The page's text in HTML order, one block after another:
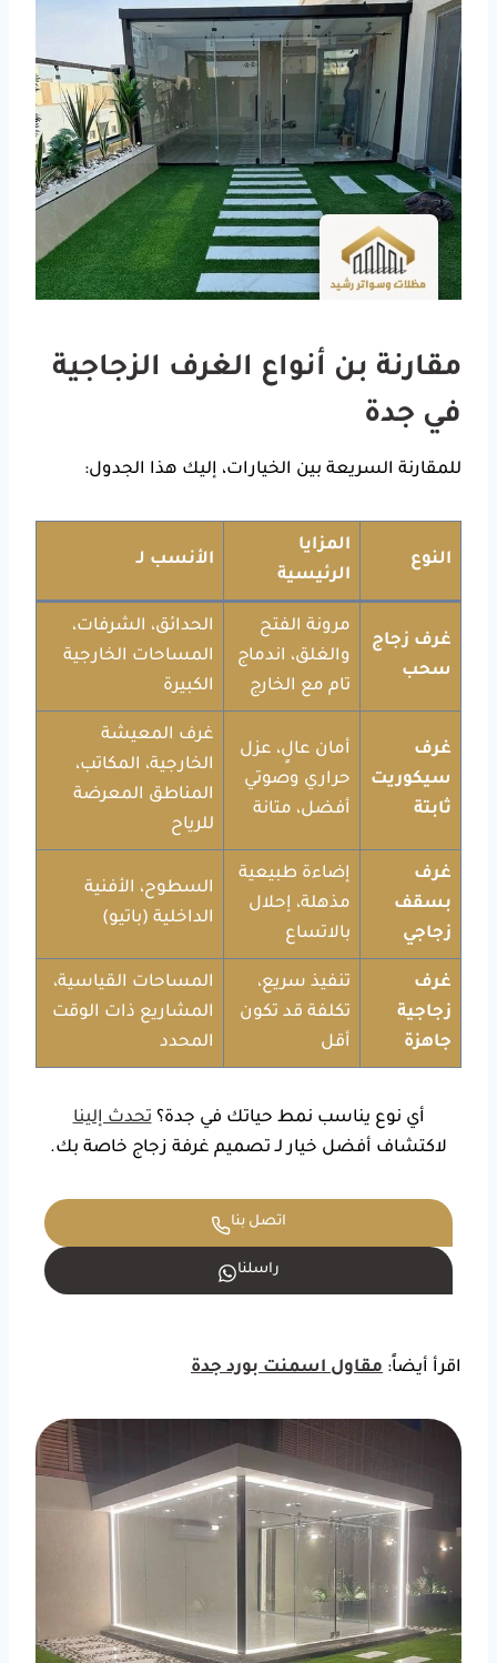
مقارنة بن أنواع الغرف الزجاجية
في جدة
للمقارنة السريعة بين الخيارات، إليك هذا الجدول:
النوع
المزايا
الرئيسية
الأنسب لـ
غرف زجاج
سحب
مرونة الفتح
والغلق، اندماج
تام مع الخارج
الحدائق، الشرفات،
المساحات الخارجية
الكبيرة
غرف
سيكوريت
ثابتة
أمان عالٍ، عزل
حراري وصوتي
أفضل، متانة
غرف المعيشة
الخارجية، المكاتب،
المناطق المعرضة
للرياح
غرف
بسقف
زجاجي
إضاءة طبيعية
مذهلة، إحلال
بالاتساع
السطوح، الأفنية
الداخلية (باتيو)
غرف
زجاجية
جاهزة
تنفيذ سريع،
تكلفة قد تكون
أقل
المساحات القياسية،
المشاريع ذات الوقت
المحدد
أي نوع يناسب نمط حياتك في جدة؟تحدث إلينا
لاكتشاف أفضل خيار لـ تصميم غرفة زجاج خاصة بك.
اتصل بنا
راسلنا
اقرأ أيضاً: مقاول اسمنت بورد جدة